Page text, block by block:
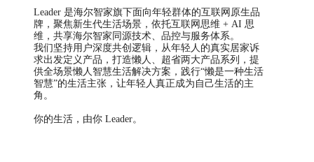
Leader 是海尔智家旗下面向年轻群体的互联网原生品
牌，聚焦新生代生活场景，依托互联网思维 + AI 思
维，共享海尔智家同源技术、品控与服务体系。
我们坚持用户深度共创逻辑，从年轻人的真实居家诉
求出发定义产品，打造懒人、超省两大产品系列，提
供全场景懒人智慧生活解决方案，践行“懒是一种生活
智慧”的生活主张，让年轻人真正成为自己生活的主
角。
你的生活，由你 Leader。